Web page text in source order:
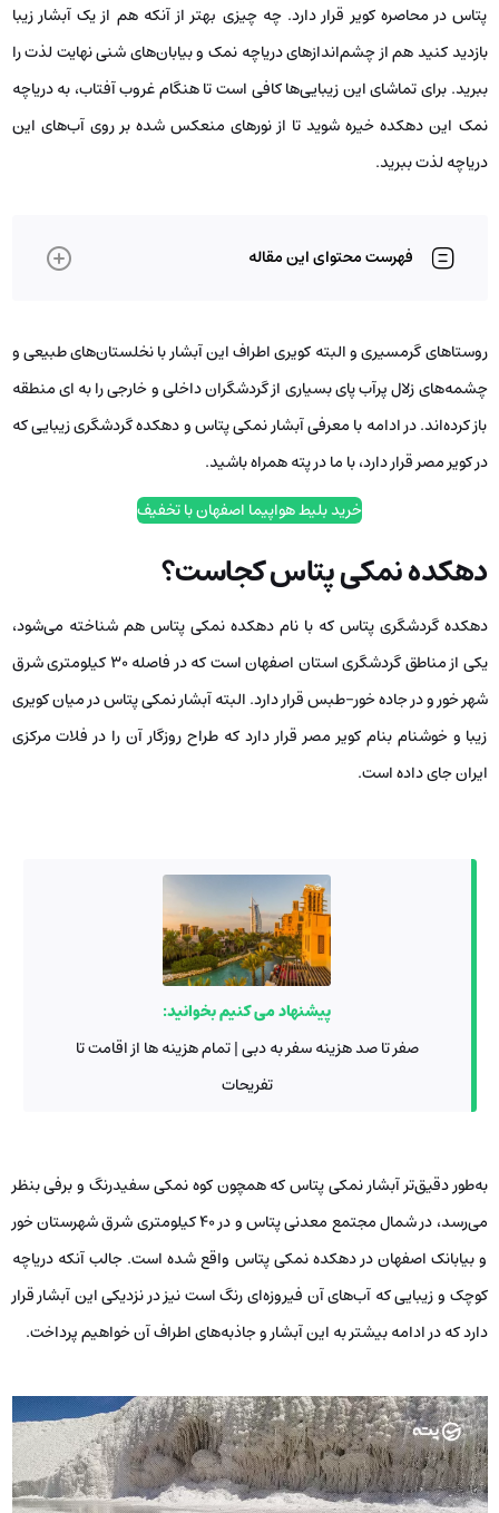
پتاس در محاصره کویر قرار دارد. چه چیزی بهتر از آنکه هم از یک آبشار زیبا
بازدید کنید هم از چشم‌اندازهای دریاچه نمک و بیابان‌های شنی نهایت لذت را
ببرید. برای تماشای این زیبایی‌ها کافی است تا هنگام غروب آفتاب، به دریاچه
نمک این دهکده خیره شوید تا از نورهای منعکس شده بر روی آب‌های این
دریاچه لذت ببرید.
فهرست محتوای این مقاله
روستاهای گرمسیری و البته کویری اطراف این آبشار با نخلستان‌های طبیعی و
چشمه‌های زلال پرآب پای بسیاری از گردشگران داخلی و خارجی را به ای منطقه
باز کرده‌اند. در ادامه با معرفی آبشار نمکی پتاس و دهکده گردشگری زیبایی که
در کویر مصر قرار دارد، با ما در پته همراه باشید.
خرید بلیط هواپیما اصفهان با تخفیف
دهکده‌ نمکی پتاس کجاست؟
دهکده گردشگری پتاس که با نام دهکده نمکی پتاس هم شناخته می‌شود،
یکی از مناطق گردشگری استان اصفهان است که در فاصله 30 کیلومتری شرق
شهر خور و در جاده خور-طبس قرار دارد. البته آبشار نمکی پتاس در میان کویری
زیبا و خوشنام بنام کویر مصر قرار دارد که طراح روزگار آن را در فلات مرکزی
ایران جای داده است.
پیشنهاد می کنیم بخوانید:
صفر تا صد هزینه سفر به دبی | تمام هزینه ها از اقامت تا
تفریحات
به‌طور دقیق‌تر آبشار نمکی پتاس که همچون کوه نمکی سفیدرنگ و برفی بنظر
می‌رسد، در شمال مجتمع معدنی پتاس و در 40 کیلومتری شرق شهرستان خور
و بیابانک اصفهان در دهکده نمکی پتاس واقع شده است. جالب آنکه دریاچه
کوچک و زیبایی که آب‌های آن فیروزه‌ای رنگ است نیز در نزدیکی این آبشار قرار
دارد که در ادامه بیشتر به این آبشار و جاذبه‌های اطراف آن خواهیم پرداخت.